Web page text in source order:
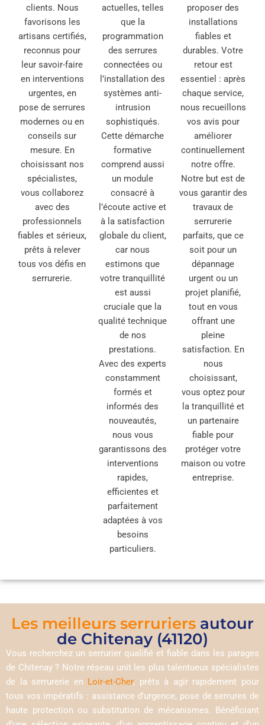
clients. Nous
favorisons les
artisans certifiés,
reconnus pour
leur savoir-faire
en interventions
urgentes, en
pose de serrures
modernes ou en
conseils sur
mesure. En
choisissant nos
spécialistes,
vous collaborez
avec des
professionnels
fiables et sérieux,
prêts à relever
tous vos défis en
serrurerie.
actuelles, telles
que la
programmation
des serrures
connectées ou
l’installation des
systèmes anti-
intrusion
sophistiqués.
Cette démarche
formative
comprend aussi
un module
consacré à
l’écoute active et
à la satisfaction
globale du client,
car nous
estimons que
votre tranquillité
est aussi
cruciale que la
qualité technique
de nos
prestations.
Avec des experts
constamment
formés et
informés des
nouveautés,
nous vous
garantissons des
interventions
rapides,
efficientes et
parfaitement
adaptées à vos
besoins
particuliers.
proposer des
installations
fiables et
durables. Votre
retour est
essentiel : après
chaque service,
nous recueillons
vos avis pour
améliorer
continuellement
notre offre.
Notre but est de
vous garantir des
travaux de
serrurerie
parfaits, que ce
soit pour un
dépannage
urgent ou un
projet planifié,
tout en vous
offrant une
pleine
satisfaction. En
nous
choisissant,
vous optez pour
la tranquillité et
un partenaire
fiable pour
protéger votre
maison ou votre
entreprise.
Les meilleurs serruriers autour
de Chitenay (41120)
Vous recherchez un serrurier qualifié et fiable dans les parages
de Chitenay ? Notre réseau unit les plus talentueux spécialistes
de la serrurerie en Loir-et-Cher, prêts à agir rapidement pour
tous vos impératifs : assistance d’urgence, pose de serrures de
haute protection ou substitution de mécanismes. Bénéficiant